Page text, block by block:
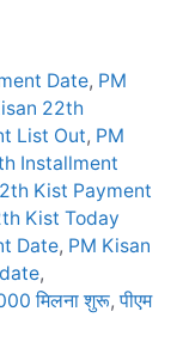
Date, PM
22th
List Out, PM
Installment
Kist Payment
Kist Today
Date, PM Kisan
,
मिलना शुरू,पीएम